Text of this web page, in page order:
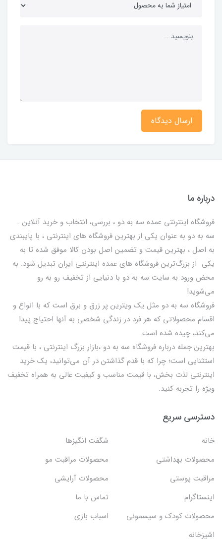
ارسال دیدگاه
درباره ما
فروشگاه اینترنتی عمده سه به دو ، بررسی، انتخاب و خرید آنلاین .
سه به دو به عنوان یکی از بهترين فروشگاه های اینترنتی ، با پایبندی
به اصل ، بهترين قيمت و تضمین اصل‌ بودن کالا موفق شده تا به
يكي از بزرگ‌ترين فروشگاه هاي عمده اینترنتی ایران تبدیل شود. به
محض ورود به سایت سه به دو با دنیایی از تخفيف رو به رو
می‌شوید!
فروشگاه سه به دو مثل یک ویترین پر زرق و برق است که با انواع و
اقسام محصولاتی که هر فرد در زندگی شخصی به آنها احتیاج پیدا
می‌کند، چیده شده است.
بهترين جمله درباره فروشگاه سه به دو ،بازار بزرگ اینترنتی ، با قيمت
استثنايي است؛ چرا که با قدم گذاشتن در آن می‌توانید، یک خرید
اینترنتی لذت بخش، با قیمت مناسب و کیفیت عالی به همراه تخفیف
ویژه را تجربه کنید.
دسترسی سریع
خانه
شگفت انگيزها
محصولات بهداشتي
محصولات مراقبت مو
مراقبت پوستی
محصولات آرایشی
اینستاگرام
تماس با ما
محصولات کودک و سیسمونی
اسباب بازی
اشپزخانه